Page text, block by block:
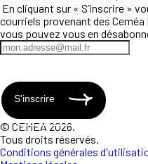
En cliquant sur « S’inscrire »
courriels provenant des
vous pouvez vous en
S'inscrire
© CEMEA 2026.
Tous droits réservés.
Conditions générales